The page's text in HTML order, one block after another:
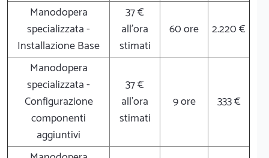
Manodopera
specializzata -
Installazione Base
37 €
all'ora
stimati
60 ore 2.220 €
Manodopera
specializzata -
Configurazione
componenti
aggiuntivi
37 €
all'ora
stimati
9 ore 333 €